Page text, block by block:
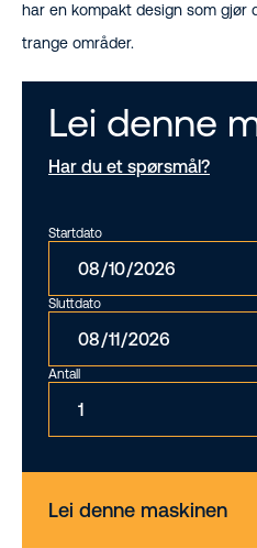
har en kompakt design som gjør
trange områder.
Lei denne
Har du et spørsmål?
Startdato
Sluttdato
Antall
Lei denne maskinen